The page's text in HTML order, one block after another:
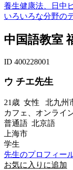
養生健康法、日中
いろいろな分野の
中国語教室
ID 400228001
ウ チエ先生
21歳 女性 北九州
カフェ、オンライ
普通語 北京語
上海市
学生
先生のプロフィー
お気に入りに追加